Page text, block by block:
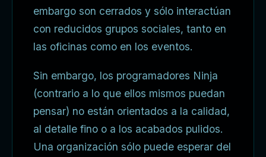
embargo son cerrados y sólo interactúan
con reducidos grupos sociales, tanto en
las oficinas como en los eventos.
Sin embargo, los programadores Ninja
(contrario a lo que ellos mismos puedan
pensar) no están orientados a la calidad,
al detalle fino o a los acabados pulidos.
Una organización sólo puede esperar del